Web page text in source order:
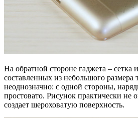
На обратной стороне гаджета – сетка
составленных из небольшого размера
неоднозначно: с одной стороны,
простовато. Рисунок практически не
создает шероховатую поверхность.